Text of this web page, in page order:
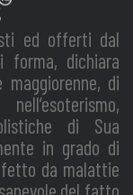
ed offerti dal
forma, dichiara
di
di Sua
in grado di
da malattie